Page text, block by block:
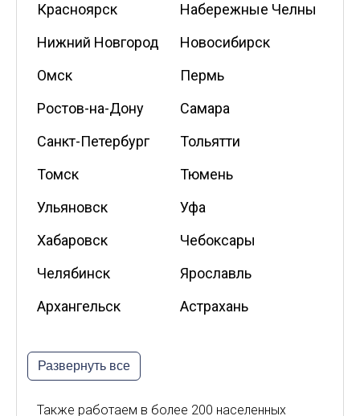
Красноярск
Набережные Челны
Нижний Новгород
Новосибирск
Омск
Пермь
Ростов-на-Дону
Самара
Санкт-Петербург
Тольятти
Томск
Тюмень
Ульяновск
Уфа
Хабаровск
Чебоксары
Челябинск
Ярославль
Архангельск
Астрахань
Калининград
Киров
Курск
Развернуть все
Также работаем в более 200 населенных